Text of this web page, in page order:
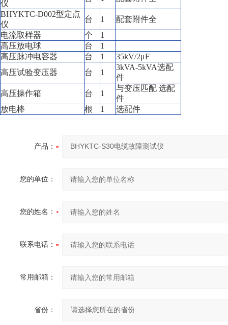
仪
BHYKTC-D002型定点
仪
台 1
配套附件全
电流取样器
个
1
高压放电球
台
1
高压脉冲电容器
台 1
35kV/2μF
高压试验变压器
台 1
3kVA-5kVA选配
件
高压操作箱
台 1
与变压匹配 选配
件
放电棒
根 1 选配件
产品：
您的单位：
您的姓名：
联系电话：
常用邮箱：
省份：